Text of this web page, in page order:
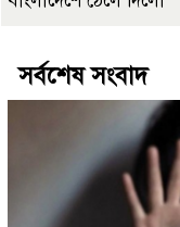
সর্বশেষ সংবাদ